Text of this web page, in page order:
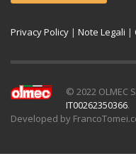
Privacy Policy | Note Legali |
© 2022 OLMEC
IT00262350366.
Developed by